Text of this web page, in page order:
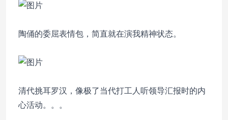
陶俑的委屈表情包，简直就在演我精神状态。
清代挑耳罗汉，像极了当代打工人听领导汇报时的内
心活动。。。